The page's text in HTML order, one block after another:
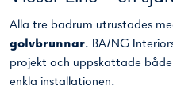
Alla tre badrum utrustades
golvbrunnar. BA/NG
projekt och uppskattade
enkla installationen.